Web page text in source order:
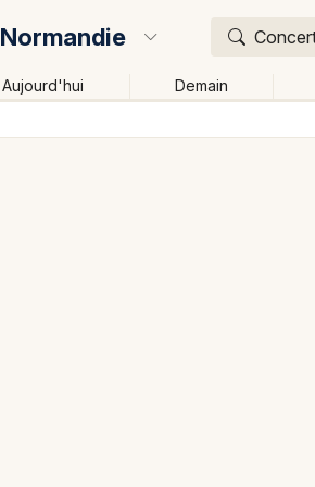
Normandie
Aujourd'hui Demain